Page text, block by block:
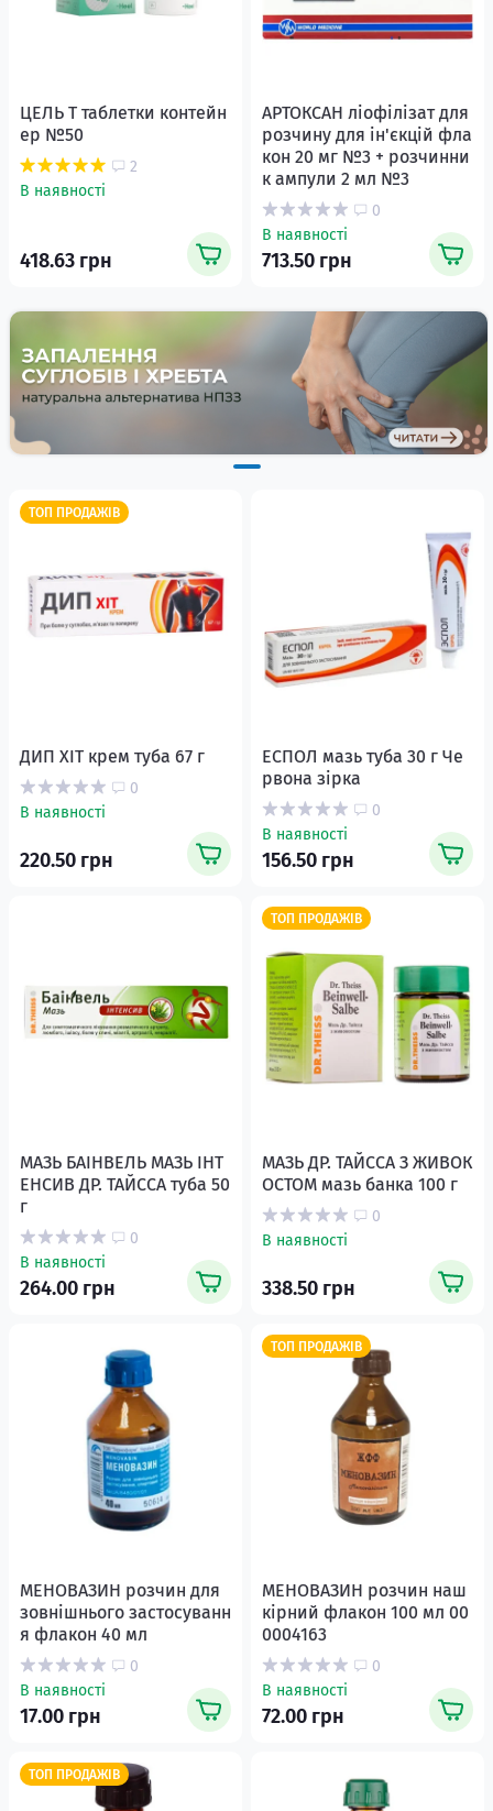
ЦЕЛЬ Т таблетки контейн
ер №50
2
В наявності
418.63 грн
АРТОКСАН ліофілізат для
розчину для ін'єкцій фла
кон 20 мг №3 + розчинни
к ампули 2 мл №3
0
В наявності
713.50 грн
ТОП ПРОДАЖІВ
ДИП ХІТ крем туба 67 г
0
В наявності
220.50 грн
ЕСПОЛ мазь туба 30 г Че
рвона зірка
0
В наявності
156.50 грн
МАЗЬ БАІНВЕЛЬ МАЗЬ ІНТ
ЕНСИВ ДР. ТАЙССА туба 50
г
0
В наявності
264.00 грн
ТОП ПРОДАЖІВ
МАЗЬ ДР. ТАЙССА З ЖИВОК
ОСТОМ мазь банка 100 г
0
В наявності
338.50 грн
МЕНОВАЗИН розчин для
зовнішнього застосуванн
я флакон 40 мл
0
В наявності
17.00 грн
ТОП ПРОДАЖІВ
МЕНОВАЗИН розчин наш
кірний флакон 100 мл 00
0004163
0
В наявності
72.00 грн
ТОП ПРОДАЖІВ